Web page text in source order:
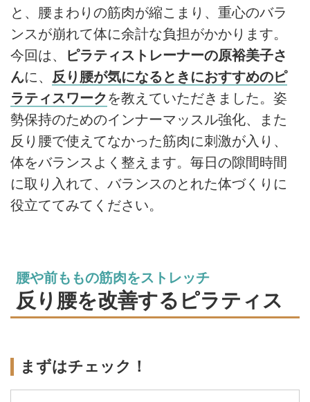
と、腰まわりの筋肉が縮こまり、重心のバラ
ンスが崩れて体に余計な負担がかかります。
今回は、
ピラティストレーナーの原裕美子さ
んに、 反り腰が気になるときにおすすめのピ
ラティスワークを教えていただきました。姿
勢保持のためのインナーマッスル強化、また
反り腰で使えてなかった筋肉に刺激が入り、
体をバランスよく整えます。毎日の隙間時間
に取り入れて、バランスのとれた体づくりに
役立ててみてください。
腰や前ももの筋肉をストレッチ
反り腰を改善するピラティス
まずはチェック！